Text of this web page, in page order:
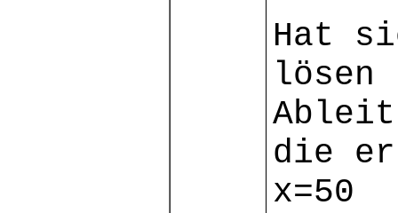
Hat
lösen
die
x=50